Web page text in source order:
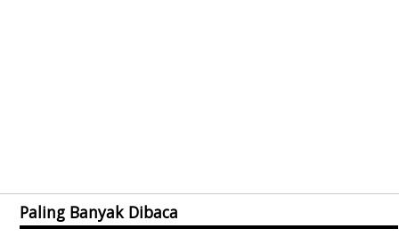
Paling Banyak Dibaca